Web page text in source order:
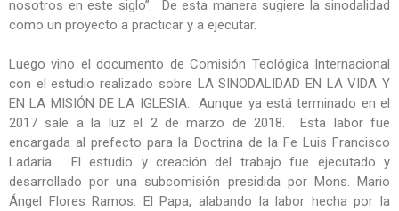
nosotros en este siglo”. De esta manera sugiere la sinodalidad
como un proyecto a practicar y a ejecutar.
Luego vino el documento de Comisión Teológica Internacional
con el estudio realizado sobre LA SINODALIDAD EN LA VIDA Y
EN LA MISIÓN DE LA IGLESIA. Aunque ya está terminado en el
2017 sale a la luz el 2 de marzo de 2018. Esta labor fue
encargada al prefecto para la Doctrina de la Fe Luis Francisco
Ladaria. El estudio y creación del trabajo fue ejecutado y
desarrollado por una subcomisión presidida por Mons. Mario
Ángel Flores Ramos. El Papa, alabando la labor hecha por la